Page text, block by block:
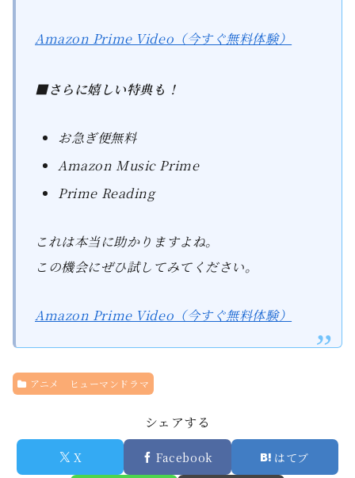
Amazon Prime Video（今すぐ無料体験）
■さらに嬉しい特典も！
お急ぎ便無料
Amazon Music Prime
Prime Reading
これは本当に助かりますよね。
この機会にぜひ試してみてください。
Amazon Prime Video（今すぐ無料体験）
アニメ ヒューマンドラマ
シェアする
X Facebook はてブ